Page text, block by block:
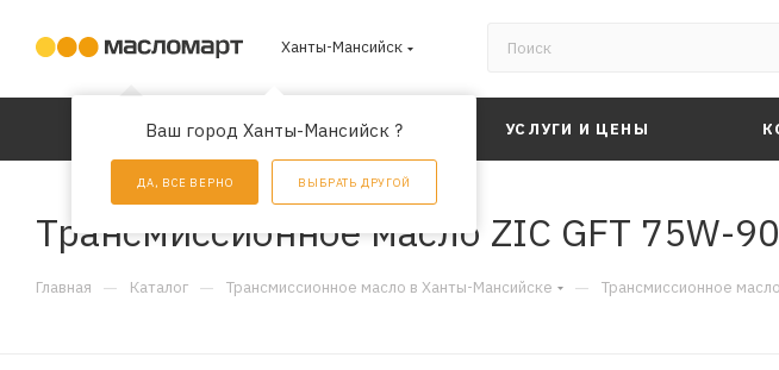
Ханты-Мансийск
Ваш город Ханты-Мансийск ?
ДА, ВСЕ ВЕРНО ВЫБРАТЬ ДРУГОЙ
КАТАЛОГ АКЦИИ УСЛУГИ И ЦЕНЫ
Трансмиссионное масло ZIC GFT 75W-
Главная — Каталог — Трансмиссионное масло в Ханты-Мансийске — Трансмиссионное